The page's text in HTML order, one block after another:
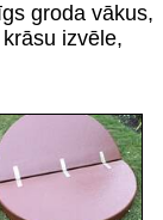
groda vākus,
izvēle,